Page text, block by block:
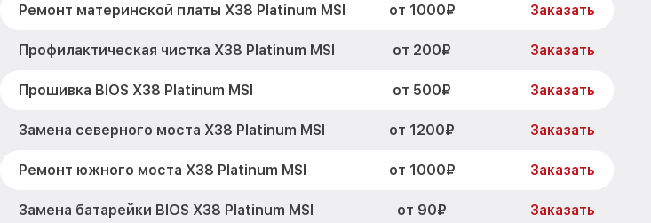
Ремонт материнской платы X38 Platinum MSI от 1000₽ Заказать
Профилактическая чистка X38 Platinum MSI от 200₽ Заказать
Прошивка BIOS X38 Platinum MSI от 500₽ Заказать
Замена северного моста X38 Platinum MSI от 1200₽ Заказать
Ремонт южного моста X38 Platinum MSI от 1000₽ Заказать
Замена батарейки BIOS X38 Platinum MSI от 90₽ Заказать